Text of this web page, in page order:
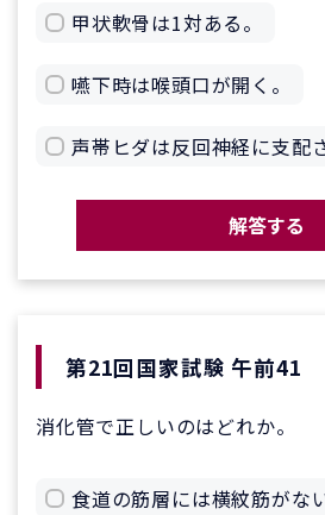
甲状軟骨は1対ある。
嚥下時は喉頭口が開く。
声帯ヒダは反回神経に支配
解答する
第21回国家試験 午前41
消化管で正しいのはどれか。
食道の筋層には横紋筋がない